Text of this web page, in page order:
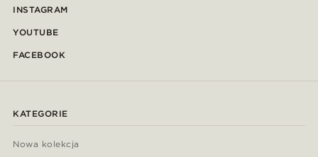
INSTAGRAM
YOUTUBE
FACEBOOK
KATEGORIE
Nowa kolekcja